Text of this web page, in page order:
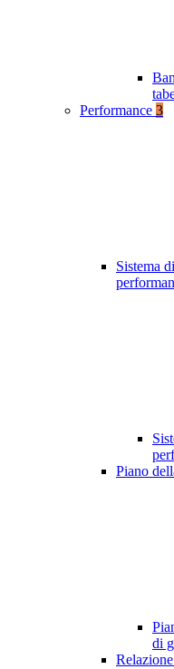
Performance 3
Sistema
Piano
di